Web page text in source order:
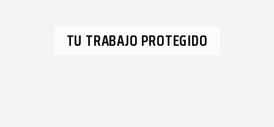
TU TRABAJO PROTEGIDO